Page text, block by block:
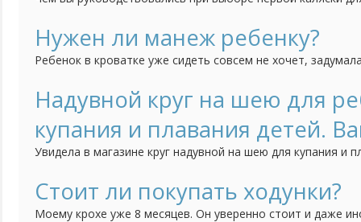
Нужен ли манеж ребенку?
Ребенок в кроватке уже сидеть совсем не хочет,
сидеть. А с другой стороны, говорят, что кровать
играть в ней не желательно. И до какого возраста им
Надувной круг на шею для
купания и плавания детей.
Увидела в магазине круг надувной на шею для купания и
выглядит забавно. Кто - нибудь из мамочек пользуется
купания малыша? Удобен ли он для ребенка? и как на
Стоит ли покупать ходунки?
Моему крохе уже 8 месяцев. Он уверенно стоит и даже